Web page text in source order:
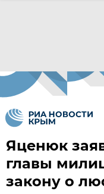
Яценюк
главы
закону о